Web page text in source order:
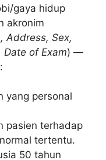
gaya hidup
akronim
Address, Sex,
Date of Exam) —
yang personal
pasien terhadap
tertentu.
50 tahun